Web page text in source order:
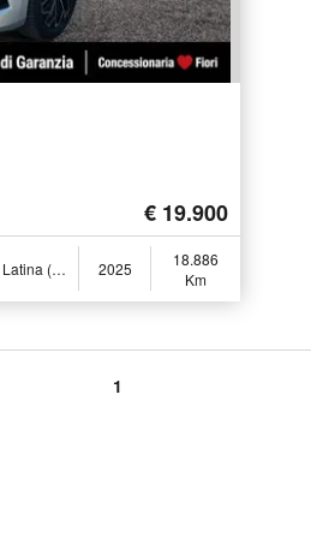
€ 19.900
Latina (LT) 2025
18.886
Km
1